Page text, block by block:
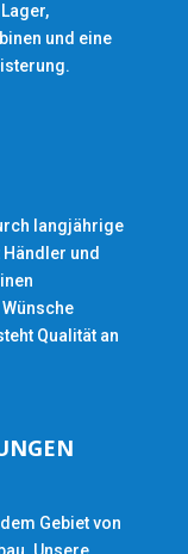
und eine
langjährige
und
Qualität an
Gebiet von